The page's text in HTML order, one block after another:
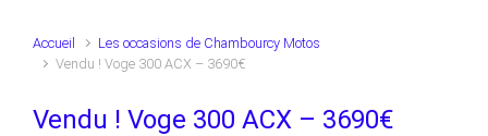
Accueil
Les occasions de Chambourcy Motos
Vendu ! Voge 300 ACX – 3690€
Vendu ! Voge 300 ACX – 3690€